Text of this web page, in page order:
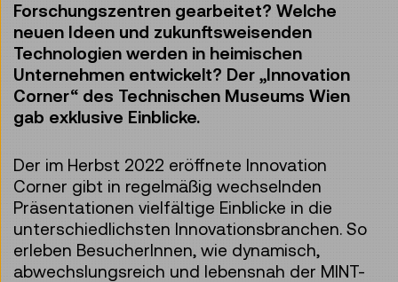
Forschungszentren gearbeitet? Welche
neuen Ideen und zukunftsweisenden
Technologien werden in heimischen
Unternehmen entwickelt? Der „Innovation
Corner“ des Technischen Museums Wien
gab exklusive Einblicke.
Der im Herbst 2022 eröffnete Innovation
Corner gibt in regelmäßig wechselnden
Präsentationen vielfältige Einblicke in die
unterschiedlichsten Innovationsbranchen. So
erleben BesucherInnen, wie dynamisch,
abwechslungsreich und lebensnah der MINT-